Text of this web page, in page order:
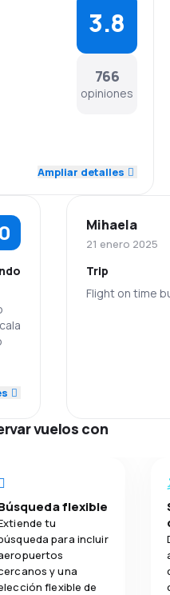
766
opiniones
3.8
4.1
Ampliar detalles
1.0
1.0
1.0
Mihaela
21 enero 2025
Trip
Flight on time
Comodidad
Transporte
vuelos con
flexible
tu
para incluir
y una
flexible de